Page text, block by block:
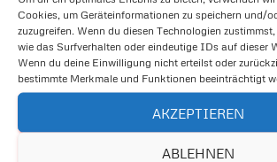
Cookies, um Geräteinformationen zu speichern und/
zuzugreifen. Wenn du diesen Technologien
wie das Surfverhalten oder eindeutige IDs auf dieser
Wenn du deine Einwilligung nicht erteilst oder
bestimmte Merkmale und Funktionen beeinträchtigt
AKZEPTIEREN
ABLEHNEN
Marking of metals